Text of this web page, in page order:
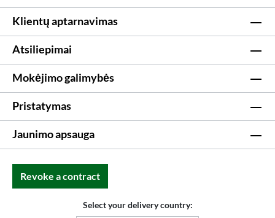
Klientų aptarnavimas
Atsiliepimai
Mokėjimo galimybės
Pristatymas
Jaunimo apsauga
Revoke a contract
Select your delivery country: